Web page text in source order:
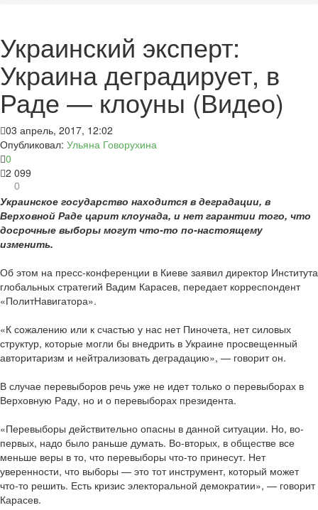
Украинский эксперт:
Украина деградирует, в
Раде — клоуны (Видео)
03 апрель, 2017, 12:02
Опубликовал: Ульяна Говорухина
0
2 099
0
Украинское государство находится в деградации, в
Верховной Раде царит клоунада, и нет гарантии того, что
досрочные выборы могут что-то по-настоящему
изменить.
Об этом на пресс-конференции в Киеве заявил директор Института
глобальных стратегий Вадим Карасев, передает корреспондент
«ПолитНавигатора».
«К сожалению или к счастью у нас нет Пиночета, нет силовых
структур, которые могли бы внедрить в Украине просвещенный
авторитаризм и нейтрализовать деградацию», — говорит он.
В случае перевыборов речь уже не идет только о перевыборах в
Верховную Раду, но и о перевыборах президента.
«Перевыборы действительно опасны в данной ситуации. Но, во-
первых, надо было раньше думать. Во-вторых, в обществе все
меньше веры в то, что перевыборы что-то принесут. Нет
уверенности, что выборы — это тот инструмент, который может
что-то решить. Есть кризис электоральной демократии», — говорит
Карасев.